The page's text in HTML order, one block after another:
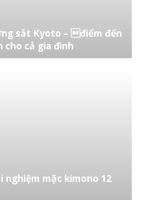
sắt Kyoto – điểm đến
cả gia đình
nghiệm mặc kimono 12